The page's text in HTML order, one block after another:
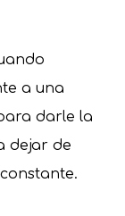
a una
darle la
dejar de